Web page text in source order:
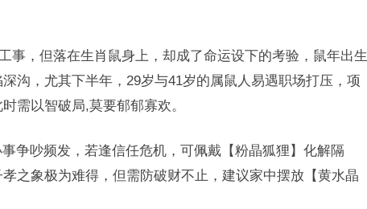
事，但落在生肖鼠身上，却成了命运设下的考验，鼠年出生
沟，尤其下半年，29岁与41岁的属鼠人易遇职场打压，项
需以智破局,莫要郁郁寡欢。
争吵频发，若逢信任危机，可佩戴【粉晶狐狸】化解隔
之象极为难得，但需防破财不止，建议家中摆放【黄水晶